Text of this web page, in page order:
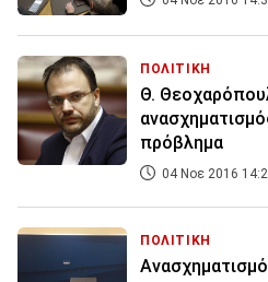
ΠΟΛΙΤΙΚΗ
Θ.
πρόβλημα
04 Νοε 2016
ΠΟΛΙΤΙΚΗ